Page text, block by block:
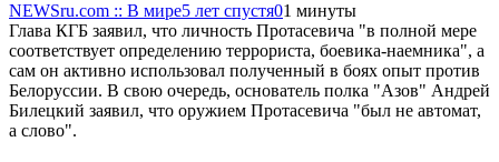
NEWSru.com :: В мире5 лет спустя01 минуты
Глава КГБ заявил, что личность Протасевича "в полной мере
соответствует определению террориста, боевика-наемника", а
сам он активно использовал полученный в боях опыт против
Белоруссии. В свою очередь, основатель полка "Азов" Андрей
Билецкий заявил, что оружием Протасевича "был не автомат,
а слово".